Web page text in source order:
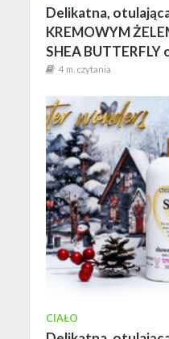
Delikatna,
KREMOWYM
SHEA BUTTERFLY
4 m. czytania
CIAŁO